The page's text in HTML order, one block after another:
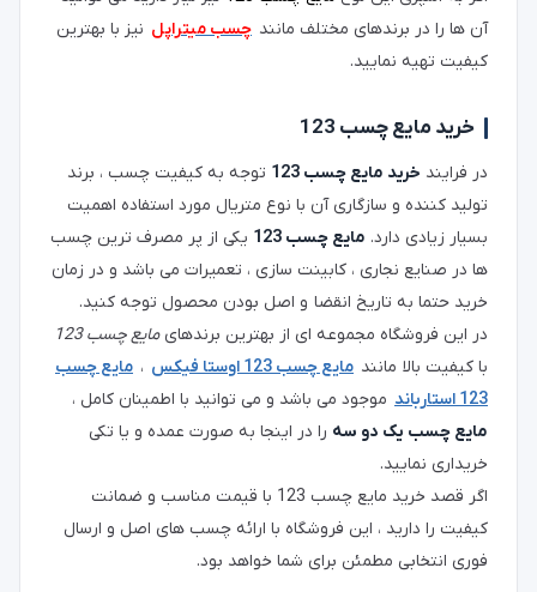
آن ها را در برندهای مختلف مانند چسب میتراپل نیز با بهترین
کیفیت تهیه نمایید.
خرید مایع چسب 123
در فرایند خرید مایع چسب 123
توجه به کیفیت چسب ، برند
تولید کننده و سازگاری آن با نوع متریال مورد استفاده اهمیت
بسیار زیادی دارد. مایع چسب 123
یکی از پر مصرف ترین چسب
ها در صنایع نجاری ، کابینت سازی ، تعمیرات می باشد و در زمان
خرید حتما به تاریخ انقضا و اصل بودن محصول توجه کنید.
در این فروشگاه مجموعه ای از بهترین برندهایمایع چسب 123
با کیفیت بالا مانند مایع چسب 123 اوستا فیکس ، مایع چسب
123 استارباند
موجود می باشد و می توانید با اطمینان کامل ،
مایع چسب یک دو سه را در اینجا به صورت عمده و یا تکی
خریداری نمایید.
اگر قصد خرید مایع چسب 123 با قیمت مناسب و ضمانت
کیفیت را دارید ، این فروشگاه با ارائه چسب های اصل و ارسال
فوری انتخابی مطمئن برای شما خواهد بود.